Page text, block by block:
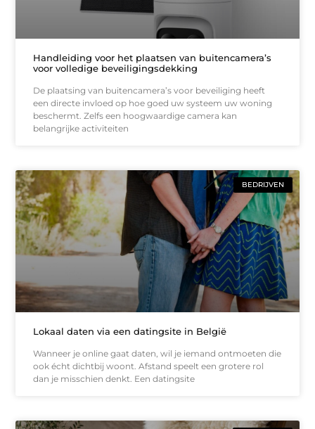
Handleiding voor het plaatsen van buitencamera’s
voor volledige beveiligingsdekking
De plaatsing van buitencamera’s voor beveiliging heeft
een directe invloed op hoe goed uw systeem uw woning
beschermt. Zelfs een hoogwaardige camera kan
belangrijke activiteiten
BEDRIJVEN
Lokaal daten via een datingsite in België
Wanneer je online gaat daten, wil je iemand ontmoeten die
ook écht dichtbij woont. Afstand speelt een grotere rol
dan je misschien denkt. Een datingsite